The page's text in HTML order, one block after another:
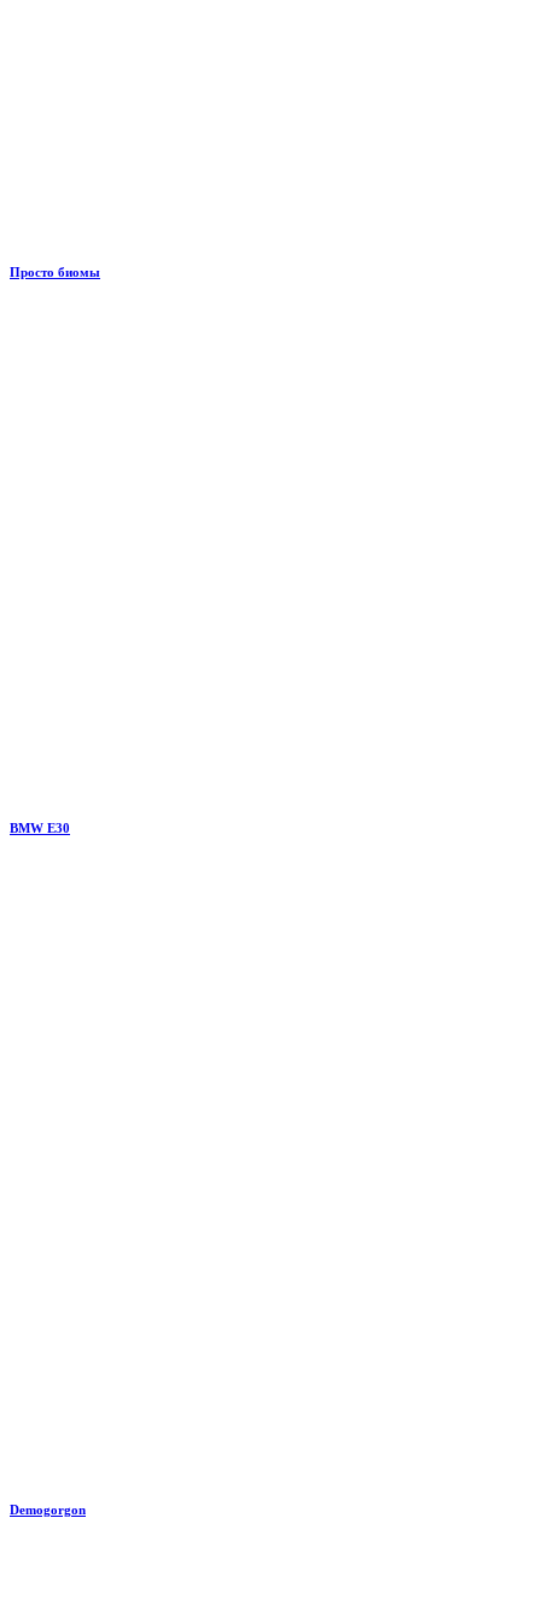
Просто биомы
BMW E30
Demogorgon